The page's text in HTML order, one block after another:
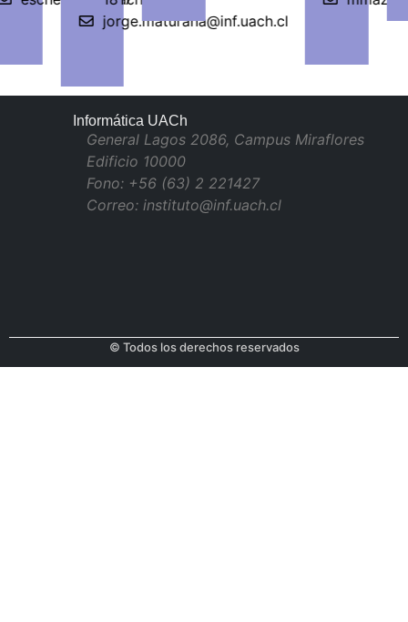
jorge.maturana@inf.uach.cl
Informática UACh
General Lagos 2086, Campus Miraflores
Edificio 10000
Fono: +56 (63) 2 221427
Correo: instituto@inf.uach.cl
© Todos los derechos reservados